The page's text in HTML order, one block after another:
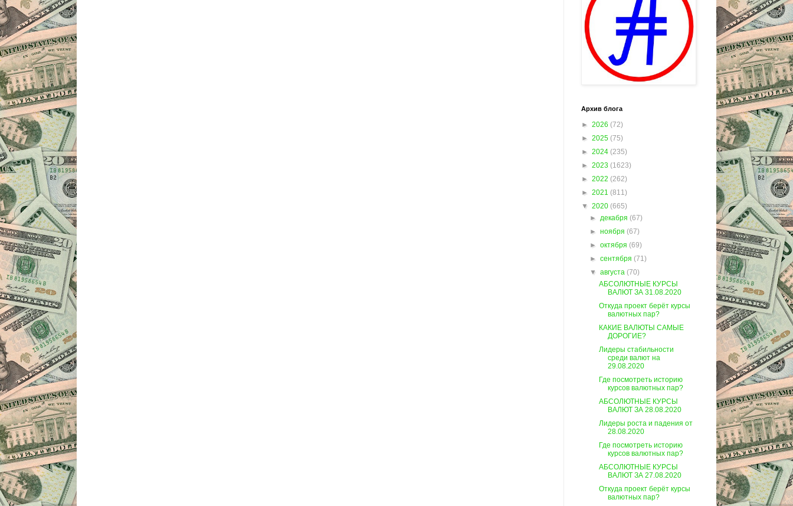
Архив блога
► 2026 (72)
► 2025 (75)
► 2024 (235)
► 2023 (1623)
► 2022 (262)
► 2021 (811)
▼ 2020 (665)
►декабря(67)
►ноября(67)
►октября(69)
►сентября(71)
▼августа(70)
АБСОЛЮТНЫЕ КУРСЫ
ВАЛЮТ ЗА 31.08.2020
Откуда проект берёт курсы
валютных пар?
КАКИЕ ВАЛЮТЫ САМЫЕ
ДОРОГИЕ?
Лидеры стабильности
среди валют на
29.08.2020
Где посмотреть историю
курсов валютных пар?
АБСОЛЮТНЫЕ КУРСЫ
ВАЛЮТ ЗА 28.08.2020
Лидеры роста и падения от
28.08.2020
Где посмотреть историю
курсов валютных пар?
АБСОЛЮТНЫЕ КУРСЫ
ВАЛЮТ ЗА 27.08.2020
Откуда проект берёт курсы
валютных пар?